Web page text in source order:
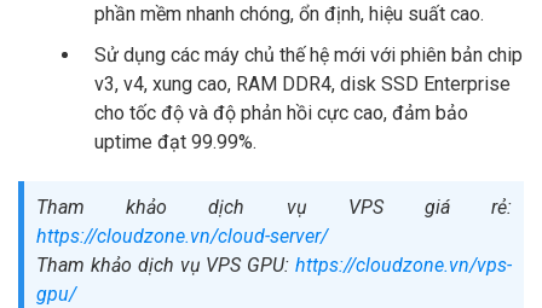
phần mềm nhanh chóng, ổn định, hiệu suất cao.
Sử dụng các máy chủ thế hệ mới với phiên bản chip
v3, v4, xung cao, RAM DDR4, disk SSD Enterprise
cho tốc độ và độ phản hồi cực cao, đảm bảo
uptime đạt 99.99%.
Tham khảo dịch vụ VPS giá rẻ:
https://cloudzone.vn/cloud-server/
Tham khảo dịch vụ VPS GPU: https://cloudzone.vn/vps-
gpu/